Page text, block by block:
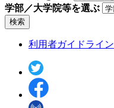
学部／大学院等を選ぶ
検索
利用者ガイドライン